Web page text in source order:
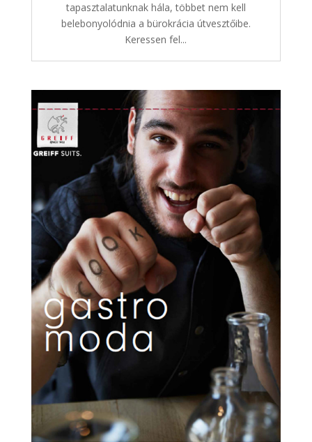
tapasztalatunknak hála, többet nem kell
belebonyolódnia a bürokrácia útvesztőibe.
Keressen fel...